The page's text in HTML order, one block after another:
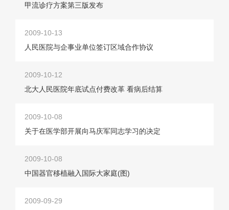
甲流诊疗方案第三版发布
2009-10-13
人民医院与企事业单位签订区域合作协议
2009-10-12
北大人民医院年底试点付费改革 看病后结算
2009-10-08
关于在医学部开展向马庆军同志学习的决定
2009-10-08
中国器官移植融入国际大家庭(图)
2009-09-29